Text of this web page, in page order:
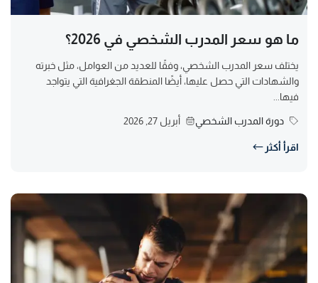
ما هو سعر المدرب الشخصي في 2026؟
يختلف سعر المدرب الشخصي، وفقًا للعديد من العوامل، مثل خبرته
والشهادات التي حصل عليها، أيضًا المنطقة الجغرافية التي يتواجد
فيها...
دورة المدرب الشخصي أبريل 27, 2026
اقرأ أكثر